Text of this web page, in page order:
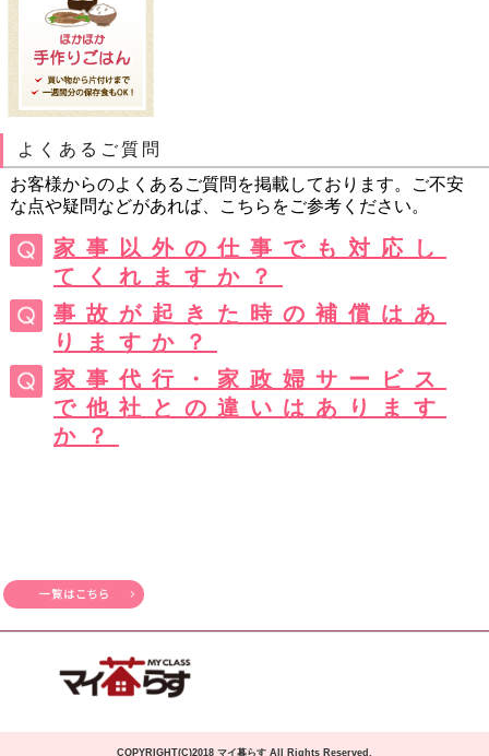
よくあるご質問
お客様からのよくあるご質問を掲載しております。ご不安
な点や疑問などがあれば、こちらをご参考ください。
家事以外の仕事でも対応し
てくれますか？
事故が起きた時の補償はあ
りますか？
家事代行・家政婦サービス
で他社との違いはあります
か？
COPYRIGHT(C)2018 マイ暮らす All Rights Reserved.